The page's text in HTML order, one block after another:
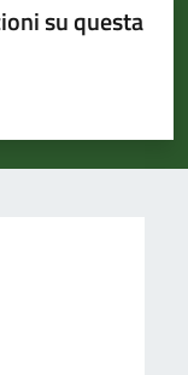
su questa